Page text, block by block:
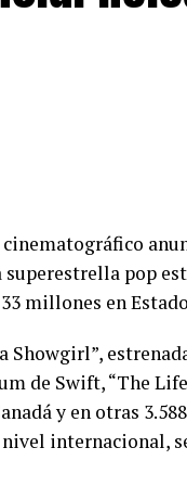
superestrella pop
millones en
de Swift, “The
y en otras
internacional,